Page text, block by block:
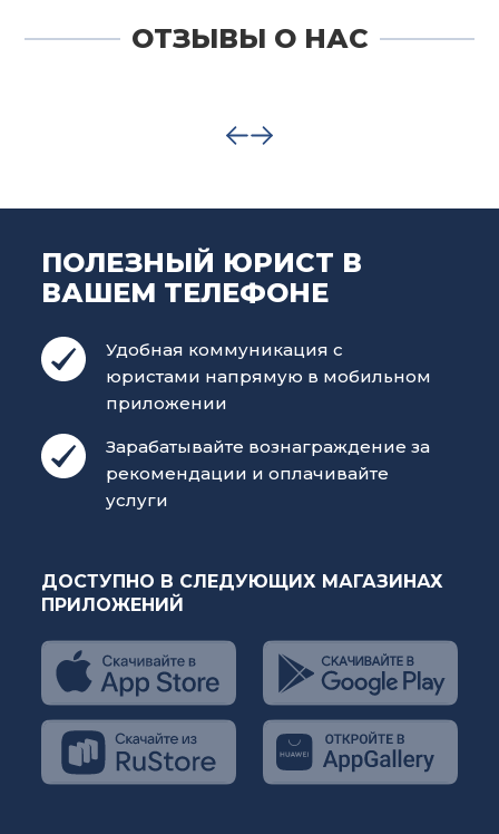
ОТЗЫВЫ О НАС
ПОЛЕЗНЫЙ ЮРИСТ В
ВАШЕМ ТЕЛЕФОНЕ
Удобная коммуникация с
юристами напрямую в мобильном
приложении
Зарабатывайте вознаграждение за
рекомендации и оплачивайте
услуги
ДОСТУПНО В СЛЕДУЮЩИХ МАГАЗИНАХ
ПРИЛОЖЕНИЙ